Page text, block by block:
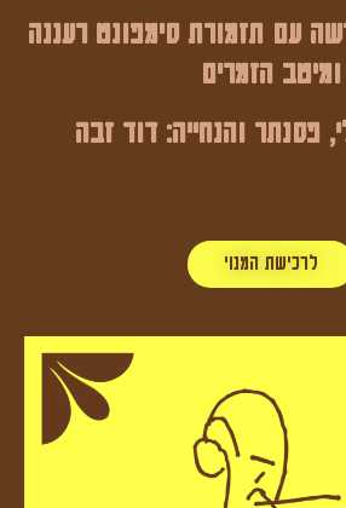
עם תזמורת סימפונט רעננה
ומיטב הזמרים
פסנתר והנחייה: דוד זבה
לרכישת המנוי